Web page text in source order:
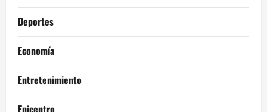
Deportes
Economía
Entretenimiento
Epicentro